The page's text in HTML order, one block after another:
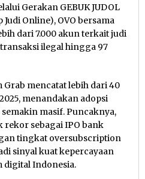
Gerakan GEBUK JUDOL
Online), OVO bersama
dari 7.000 akun terkait judi
ilegal hingga 97
Grab mencatat lebih dari 40
menandakan adopsi
masif. Puncaknya,
rekor sebagai IPO bank
tingkat oversubscription
sinyal kuat kepercayaan
digital Indonesia.